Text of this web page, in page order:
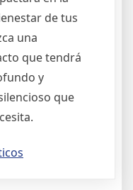
de tus
una
que tendrá
y
que